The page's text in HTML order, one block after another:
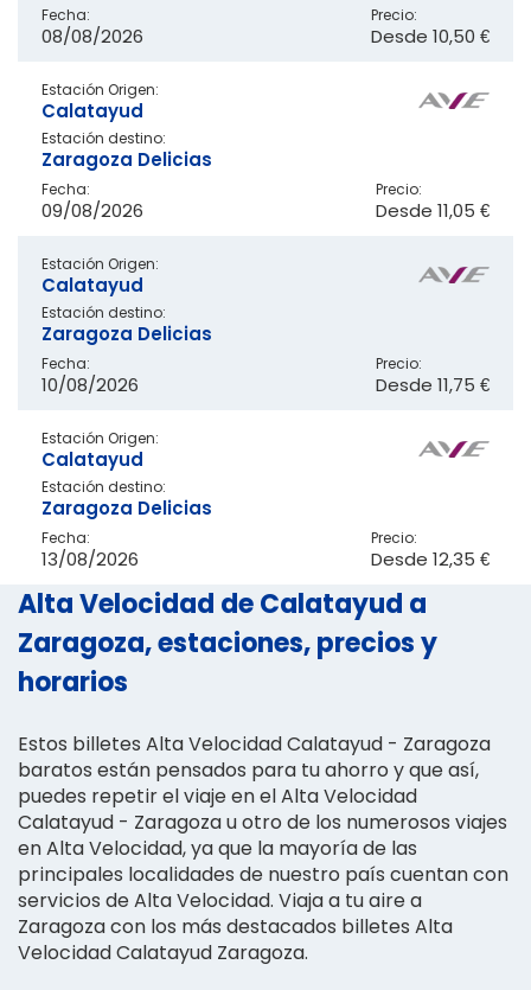
Fecha:
08/08/2026
Precio:
Desde 10,50 €
Estación Origen:
Calatayud
Estación destino:
Zaragoza Delicias
Fecha:
09/08/2026
Precio:
Desde 11,05 €
Estación Origen:
Calatayud
Estación destino:
Zaragoza Delicias
Fecha:
10/08/2026
Precio:
Desde 11,75 €
Estación Origen:
Calatayud
Estación destino:
Zaragoza Delicias
Fecha:
13/08/2026
Precio:
Desde 12,35 €
Alta Velocidad de Calatayud a
Zaragoza, estaciones, precios y
horarios
Estos billetes Alta Velocidad Calatayud - Zaragoza
baratos están pensados para tu ahorro y que así,
puedes repetir el viaje en el Alta Velocidad
Calatayud - Zaragoza u otro de los numerosos viajes
en Alta Velocidad, ya que la mayoría de las
principales localidades de nuestro país cuentan con
servicios de Alta Velocidad. Viaja a tu aire a
Zaragoza con los más destacados billetes Alta
Velocidad Calatayud Zaragoza.